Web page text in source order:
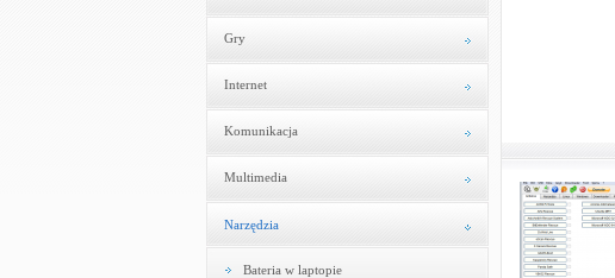
Gry
Internet
Komunikacja
Multimedia
Narzędzia
Bateria w laptopie